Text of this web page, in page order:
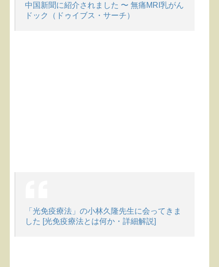
中国新聞に紹介されました 〜 無痛MRI乳がん
ドック（ドゥイブス・サーチ）
「光免疫療法」の小林久隆先生に会ってきま
した [光免疫療法とは何か・詳細解説]